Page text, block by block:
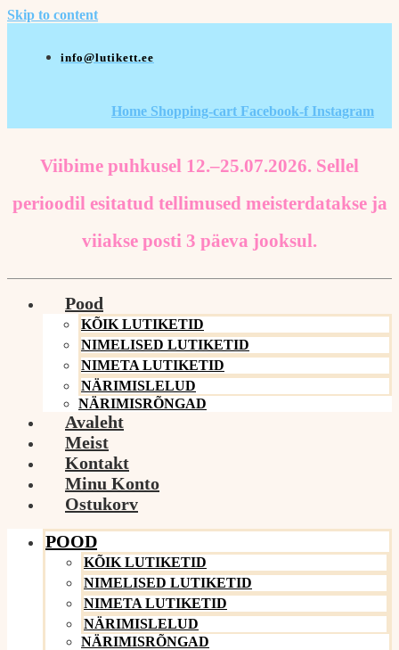
Skip to content
info@lutikett.ee
Home Shopping-cart Facebook-f Instagram
Viibime puhkusel 12.–25.07.2026. Sellel
perioodil esitatud tellimused meisterdatakse ja
viiakse posti 3 päeva jooksul.
Pood
KÕIK LUTIKETID
NIMELISED LUTIKETID
NIMETA LUTIKETID
NÄRIMISLELUD
NÄRIMISRÕNGAD
Avaleht
Meist
Kontakt
Minu Konto
Ostukorv
POOD
KÕIK LUTIKETID
NIMELISED LUTIKETID
NIMETA LUTIKETID
NÄRIMISLELUD
NÄRIMISRÕNGAD